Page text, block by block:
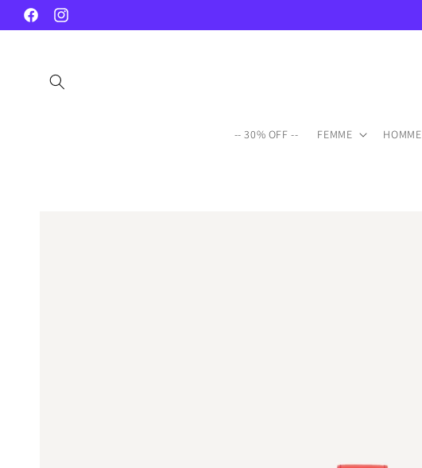
passer
au
FacebookInstagram
-- 30% OFF -- FEMME HOMME